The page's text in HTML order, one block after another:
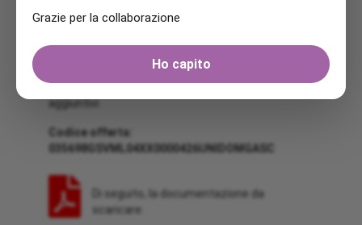
Grazie per la collaborazione
Ho capito
La fatturazione avrà periodicità mensile. L’Offerta
permanente su conto corrente (SDD). Ogni
modalità di pagamento indicata non ha costi
aggiuntivi.
Codice offerta:
035698GSVML04XX0000426UNIDOMGASC
Di seguito, la documentazione da
scaricare: